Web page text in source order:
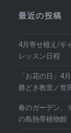
最近の投稿
4月寄せ植え/ギ
レッスン日程
「お花の日」4
勝どき教室／世
春のガーデン、
の島熱帯植物館